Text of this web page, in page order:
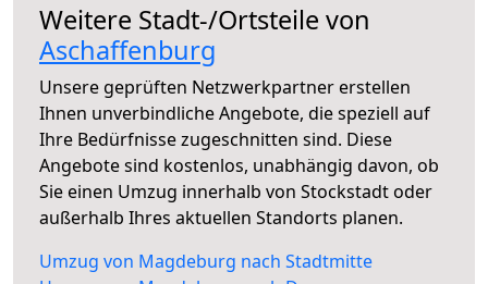
Weitere Stadt-/Ortsteile von
Aschaffenburg
Unsere geprüften Netzwerkpartner erstellen
Ihnen unverbindliche Angebote, die speziell auf
Ihre Bedürfnisse zugeschnitten sind. Diese
Angebote sind kostenlos, unabhängig davon, ob
Sie einen Umzug innerhalb von Stockstadt oder
außerhalb Ihres aktuellen Standorts planen.
Umzug von Magdeburg nach Stadtmitte